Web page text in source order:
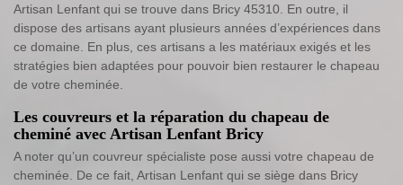
Artisan Lenfant qui se trouve dans Bricy 45310. En outre, il
dispose des artisans ayant plusieurs années d’expériences dans
ce domaine. En plus, ces artisans a les matériaux exigés et les
stratégies bien adaptées pour pouvoir bien restaurer le chapeau
de votre cheminée.
Les couvreurs et la réparation du chapeau de
cheminé avec Artisan Lenfant Bricy
A noter qu’un couvreur spécialiste pose aussi votre chapeau de
cheminée. De ce fait, Artisan Lenfant qui se siège dans Bricy